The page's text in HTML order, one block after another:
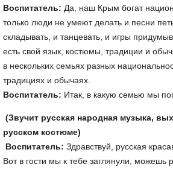
Воспитатель: Да, наш Крым богат
только люди не умеют делать и песни
складывать, и танцевать, и игры
есть свой язык, костюмы, традиции и
в нескольких семьях разных
традициях и обычаях.
Воспитатель: Итак, в какую семью мы
(Звучит русская народная музыка,
русском костюме)
Воспитатель: Здравствуй, русская
Вот в гости мы к тебе заглянули, можешь